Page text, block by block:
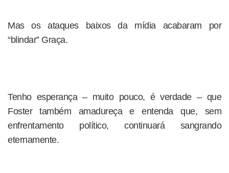
Mas os ataques baixos da mídia acabaram por
“blindar” Graça.
Tenho esperança – muito pouco, é verdade – que
Foster também amadureça e entenda que, sem
enfrentamento político, continuará sangrando
eternamente.